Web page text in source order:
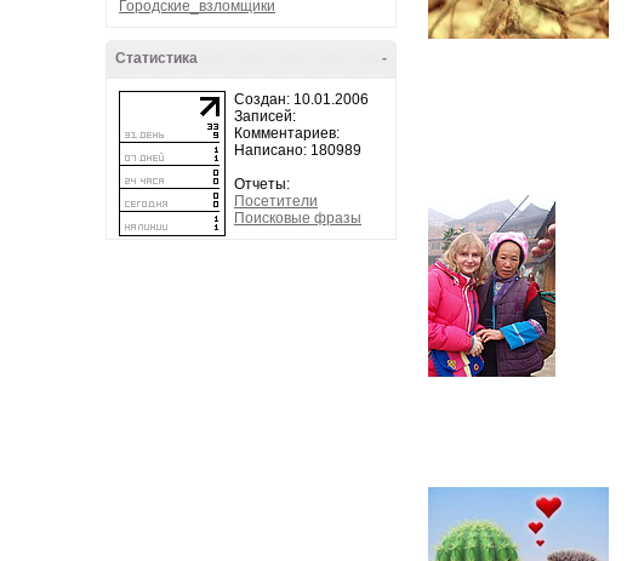
Городские_взломщики
-
Статистика
Создан: 10.01.2006
Записей:
Комментариев:
Написано: 180989
Отчеты:
Посетители
Поисковые фразы